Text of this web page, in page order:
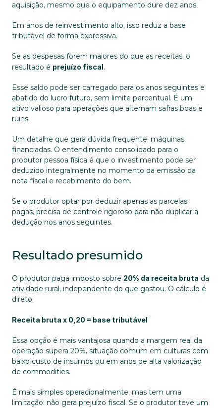
aquisição, mesmo que o equipamento dure dez anos.
Em anos de reinvestimento alto, isso reduz a base
tributável de forma expressiva.
Se as despesas forem maiores do que as receitas, o
resultado é prejuízo fiscal.
Esse saldo pode ser carregado para os anos seguintes e
abatido do lucro futuro, sem limite percentual. É um
ativo valioso para operações que alternam safras boas e
ruins.
Um detalhe que gera dúvida frequente: máquinas
financiadas. O entendimento consolidado para o
produtor pessoa física é que o investimento pode ser
deduzido integralmente no momento da emissão da
nota fiscal e recebimento do bem.
Se o produtor optar por deduzir apenas as parcelas
pagas, precisa de controle rigoroso para não duplicar a
dedução nos anos seguintes.
Resultado presumido
O produtor paga imposto sobre 20% da receita bruta da
atividade rural, independente do que gastou. O cálculo é
direto:
Receita bruta x 0,20 = base tributável
Essa opção é mais vantajosa quando a margem real da
operação supera 20%, situação comum em culturas com
baixo custo de insumos ou em anos de alta valorização
de commodities.
É mais simples operacionalmente, mas tem uma
limitação: não gera prejuízo fiscal. Se o produtor teve um